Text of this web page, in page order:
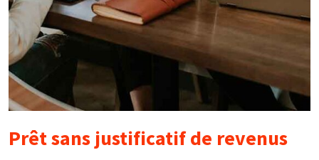
Prêt sans justificatif de revenus